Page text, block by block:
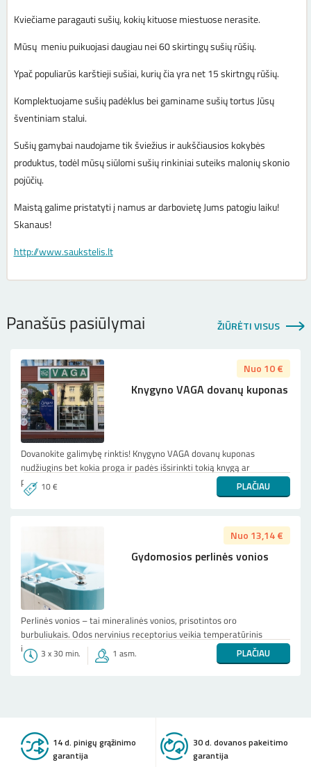
Kviečiame paragauti sušių, kokių kituose miestuose nerasite.
Mūsų meniu puikuojasi daugiau nei 60 skirtingų sušių rūšių.
Ypač populiarūs karštieji sušiai, kurių čia yra net 15 skirtngų rūšių.
Komplektuojame sušių padėklus bei gaminame sušių tortus Jūsų
šventiniam stalui.
Sušių gamybai naudojame tik šviežius ir aukščiausios kokybės
produktus, todėl mūsų siūlomi sušių rinkiniai suteiks malonių skonio
pojūčių.
Maistą galime pristatyti į namus ar darbovietę Jums patogiu laiku!
Skanaus!
http://www.saukstelis.lt
ŽIŪRĖTI VISUS
Panašūs pasiūlymai
Nuo 10 €
Knygyno VAGA dovanų kuponas
Dovanokite galimybę rinktis! Knygyno VAGA dovanų kuponas
nudžiugins bet kokia proga ir padės išsirinkti tokią knygą ar
prekę, kuri žmogui įdomiausia iš gausybės knygų, žaidimų, suv...
PLAČIAU
10 €
Nuo 13,14 €
Gydomosios perlinės vonios
Perlinės vonios – tai mineralinės vonios, prisotintos oro
burbuliukais. Odos nervinius receptorius veikia temperatūrinis
ir mechaninis faktoriai. Perlinės vonios ramina CNS, ... PLAČIAU
3 x 30 min. 1 asm.
14 d. pinigų grąžinimo
garantija
30 d. dovanos pakeitimo
garantija